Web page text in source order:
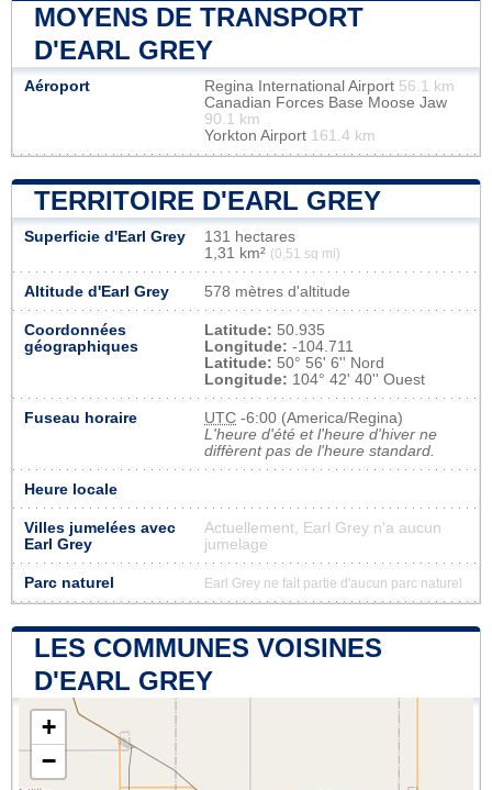
MOYENS DE TRANSPORT
D'EARL GREY
Aéroport Regina International Airport 56.1 km
Canadian Forces Base Moose Jaw
90.1 km
Yorkton Airport 161.4 km
TERRITOIRE D'EARL GREY
Superficie d'Earl Grey
131 hectares
1,31 km² (0,51 sq mi)
Altitude d'Earl Grey 578 mètres d'altitude
Coordonnées
géographiques
Latitude: 50.935
Longitude: -104.711
Latitude: 50° 56' 6'' Nord
Longitude: 104° 42' 40'' Ouest
Fuseau horaire UTC -6:00 (America/Regina)
L'heure d'été et l'heure d'hiver ne
diffèrent pas de l'heure standard.
Heure locale
Villes jumelées avec
Earl Grey
Actuellement, Earl Grey n'a aucun
jumelage
Parc naturel Earl Grey ne fait partie d'aucun parc naturel
LES COMMUNES VOISINES
D'EARL GREY
+
−